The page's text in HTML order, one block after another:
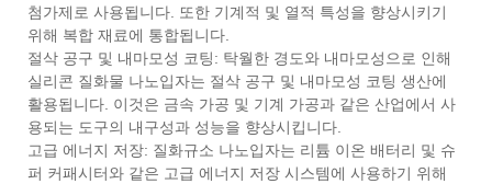
첨가제로 사용됩니다. 또한 기계적 및 열적 특성을 향상시키기
위해 복합 재료에 통합됩니다.
절삭 공구 및 내마모성 코팅: 탁월한 경도와 내마모성으로 인해
실리콘 질화물 나노입자는 절삭 공구 및 내마모성 코팅 생산에
활용됩니다. 이것은 금속 가공 및 기계 가공과 같은 산업에서 사
용되는 도구의 내구성과 성능을 향상시킵니다.
고급 에너지 저장: 질화규소 나노입자는 리튬 이온 배터리 및 슈
퍼 커패시터와 같은 고급 에너지 저장 시스템에 사용하기 위해